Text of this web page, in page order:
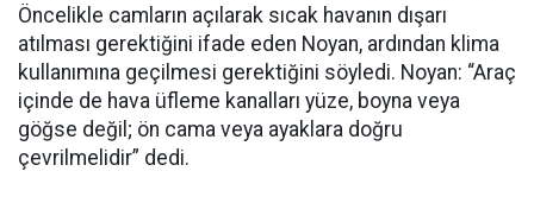
Öncelikle camların açılarak sıcak havanın dışarı
atılması gerektiğini ifade eden Noyan, ardından klima
kullanımına geçilmesi gerektiğini söyledi. Noyan: “Araç
içinde de hava üfleme kanalları yüze, boyna veya
göğse değil; ön cama veya ayaklara doğru
çevrilmelidir” dedi.